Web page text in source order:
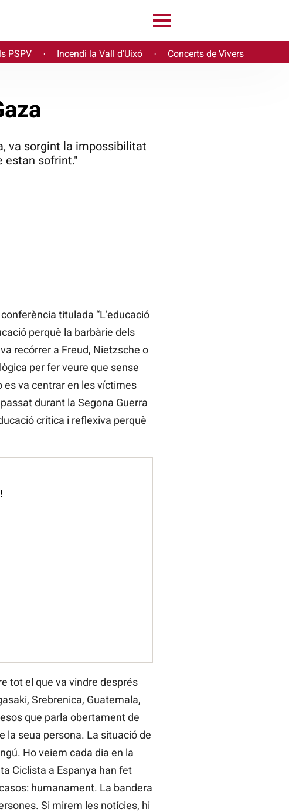
PSPV · Incendi la Vall d'Uixó · Concerts de Vivers
va sorgint la impossibilitat
estan sofrint."
titulada “L’educació
perquè la barbàrie dels
recórrer a Freud, Nietzsche o
per fer veure que sense
es va centrar en les víctimes
durant la Segona Guerra
crítica i reflexiva perquè
tot el que va vindre després
Srebrenica, Guatemala,
que parla obertament de
la seua persona. La situació de
Ho veiem cada dia en la
Ciclista a Espanya han fet
humanament. La bandera
Si mirem les notícies, hi